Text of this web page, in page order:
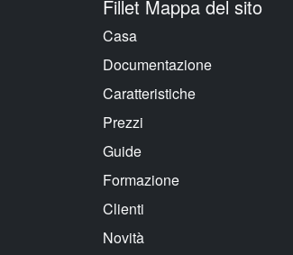
Fillet Mappa del sito
Casa
Documentazione
Caratteristiche
Prezzi
Guide
Formazione
Clienti
Novità